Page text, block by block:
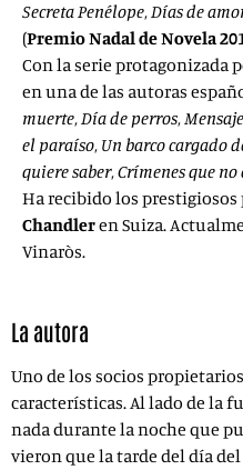
Secreta Penélope,Días de
(Premio Nadal de Novela
Con la serie protagonizada
en una de las autoras
muerte,Día de perros,
el paraíso, Un barco cargado
quiere saber,Crímenes que
Ha recibido los prestigiosos
Chandleren Suiza.
Vinaròs.
La autora
Uno de los socios
características. Al lado de la
nada durante la noche que
vieron que la tarde del día